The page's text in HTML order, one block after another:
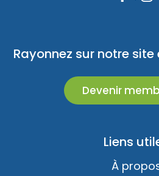
Rayonnez sur notre
Devenir
Liens
À